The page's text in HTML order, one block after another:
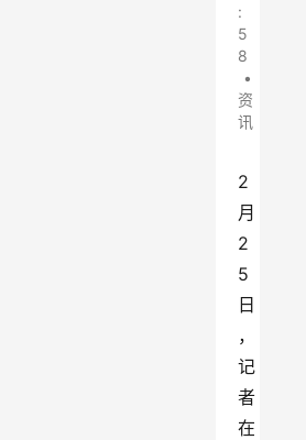
:
5
8
•
资
讯
2
月
2
5
日
，
记
者
在